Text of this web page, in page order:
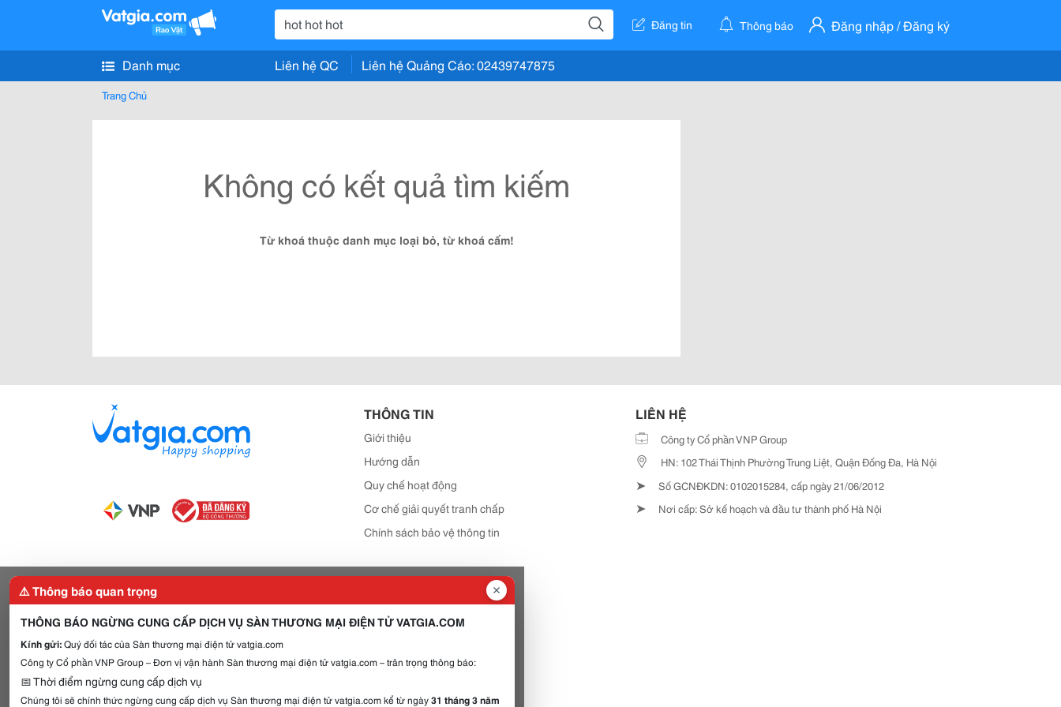
Đăng tin Thông báo Đăng nhập / Đăng ký
Danh mục Liên hệ QC Liên hệ Quảng Cáo: 02439747875
Trang Chủ
Không có kết quả tìm kiếm
Từ khoá thuộc danh mục loại bỏ, từ khoá cấm!
THÔNG TIN
Giới thiệu
Hướng dẫn
Quy chế hoạt động
Cơ chế giải quyết tranh chấp
Chính sách bảo vệ thông tin
LIÊN HỆ
Công ty Cổ phần VNP Group
HN: 102 Thái Thịnh Phường Trung Liệt, Quận Đống Đa, Hà Nội
➤ Số GCNĐKDN: 0102015284, cấp ngày 21/06/2012
➤ Nơi cấp: Sở kế hoạch và đầu tư thành phố Hà Nội
⚠️ Thông báo quan trọng
THÔNG BÁO NGỪNG CUNG CẤP DỊCH VỤ SÀN THƯƠNG MẠI ĐIỆN TỬ VATGIA.COM
Kính gửi:Quý đối tác của Sàn thương mại điện tử vatgia.com
Công ty Cổ phần VNP Group – Đơn vị vận hành Sàn thương mại điện tử vatgia.com – trân trọng thông báo:
📅 Thời điểm ngừng cung cấp dịch vụ
Chúng tôi sẽ chính thức ngừng cung cấp dịch vụ Sàn thương mại điện tử vatgia.com kể từ ngày31 tháng 3 năm